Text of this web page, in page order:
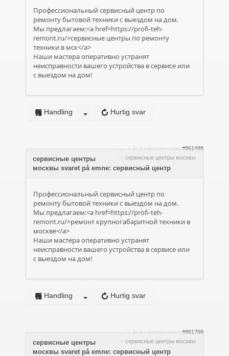
Профессиональный сервисный центр по
ремонту бытовой техники с выездом на дом.
Мы предлагаем:<a href=https://profi-teh-
remont.ru/>сервисные центры по ремонту
техники в мск</a>
Наши мастера оперативно устранят
неисправности вашего устройства в сервисе или
с выездом на дом!
Hurtig svar
Handling
1 år 3 måneder siden #861488
сервисные центры москвы
сервисные центры
москвы svaret på emne: сервисный центр
Профессиональный сервисный центр по
ремонту бытовой техники с выездом на дом.
Мы предлагаем:<a href=https://profi-teh-
remont.ru/>ремонт крупногабаритной техники в
москве</a>
Наши мастера оперативно устранят
неисправности вашего устройства в сервисе или
с выездом на дом!
Hurtig svar
Handling
1 år 3 måneder siden #861769
сервисные центры москвы
сервисные центры
москвы svaret på emne: сервисный центр